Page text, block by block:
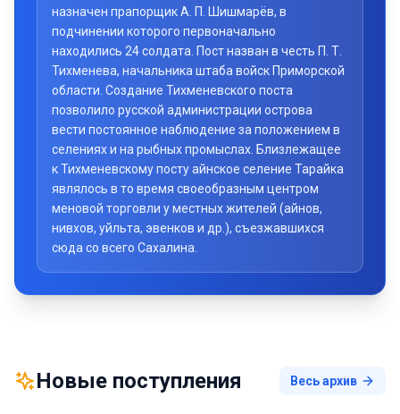
назначен прапорщик А. П. Шишмарёв, в
подчинении которого первоначально
находились 24 солдата. Пост назван в честь П. Т.
Тихменева, начальника штаба войск Приморской
области. Создание Тихменевского поста
позволило русской администрации острова
вести постоянное наблюдение за положением в
селениях и на рыбных промыслах. Близлежащее
к Тихменевскому посту айнское селение Тарайка
являлось в то время своеобразным центром
меновой торговли у местных жителей (айнов,
нивхов, уйльта, эвенков и др.), съезжавшихся
сюда со всего Сахалина.
Новые поступления Весь архив